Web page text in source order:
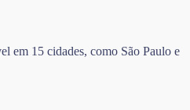
em 15 cidades, como São Paulo e